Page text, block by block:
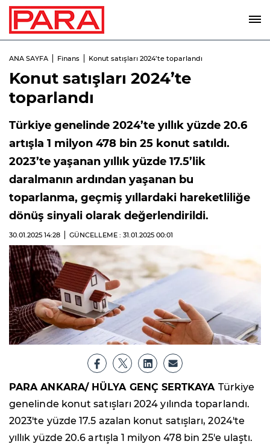
ANA SAYFA Finans Konut satışları 2024’te toparlandı
Konut satışları 2024’te
toparlandı
Türkiye genelinde 2024’te yıllık yüzde 20.6
artışla 1 milyon 478 bin 25 konut satıldı.
2023’te yaşanan yıllık yüzde 17.5’lik
daralmanın ardından yaşanan bu
toparlanma, geçmiş yıllardaki hareketliliğe
dönüş sinyali olarak değerlendirildi.
30.01.2025 14:28 GÜNCELLEME : 31.01.2025 00:01
PARA ANKARA/ HÜLYA GENÇ SERTKAYA Türkiye
genelinde konut satışları 2024 yılında toparlandı.
2023'te yüzde 17.5 azalan konut satışları, 2024'te
yıllık yüzde 20.6 artışla 1 milyon 478 bin 25'e ulaştı.